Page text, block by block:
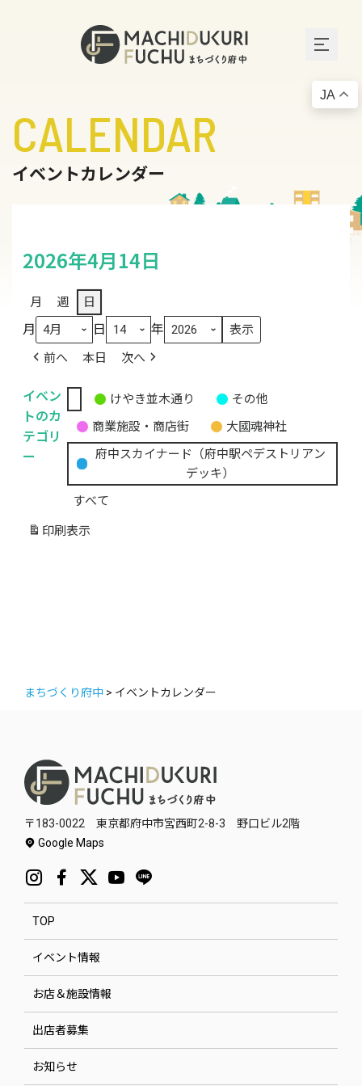
CALENDAR
イベントカレンダー
2026年4月14日
月 週 日
月 日 年
前へ 本日 次へ
イベン
トのカ
テゴリ
ー
無
題
の
カ
テ
ゴ
リ
けやき並木通り
その他
商業施設・商店街
大國魂神社
府中スカイナード（府中駅ペデストリアン
デッキ）
すべて
印刷 表示
まちづくり府中 > イベントカレンダー
〒183-0022 東京都府中市宮西町2-8-3 野口ビル2階
Google Maps
TOP
イベント情報
お店＆施設情報
出店者募集
お知らせ
JA